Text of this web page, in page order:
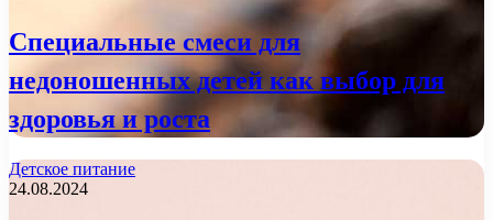
Специальные смеси для
недоношенных детей как выбор для
здоровья и роста
Детское питание
24.08.2024